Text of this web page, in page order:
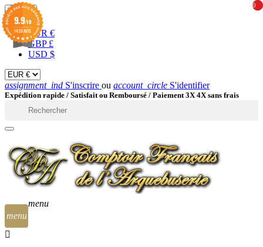
EUR 
EUR €
GBP £
USD $
assignment_ind S'inscrire ou account_circle S'identifier
Expédition rapide / Satisfait ou Remboursé / Paiement 3X 4X sans frais
menu
0
0
menu
9.9/10
1439 AVIS